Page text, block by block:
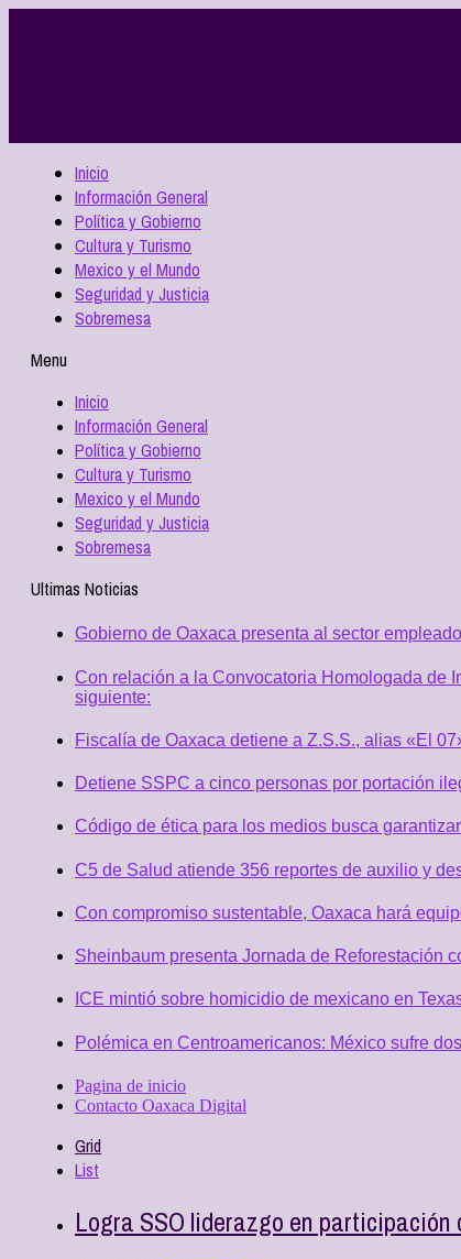
Inicio
Información General
Política y Gobierno
Cultura y Turismo
Mexico y el Mundo
Seguridad y Justicia
Sobremesa
Menu
Inicio
Información General
Política y Gobierno
Cultura y Turismo
Mexico y el Mundo
Seguridad y Justicia
Sobremesa
Ultimas Noticias
Gobierno de Oaxaca presenta al sector
Con relación a la Convocatoria Homologada de
siguiente:
Fiscalía de Oaxaca detiene a Z.S.S., alias «El
Detiene SSPC a cinco personas por portación
Código de ética para los medios busca
C5 de Salud atiende 356 reportes de auxilio y
Con compromiso sustentable, Oaxaca hará
Sheinbaum presenta Jornada de Reforestación
ICE mintió sobre homicidio de mexicano en
Polémica en Centroamericanos: México sufre
Pagina de inicio
Contacto Oaxaca Digital
Grid
List
Logra SSO liderazgo en